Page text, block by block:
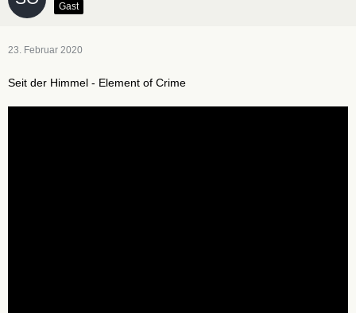
Gast
23. Februar 2020
Seit der Himmel - Element of Crime